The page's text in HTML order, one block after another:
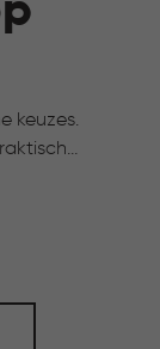
keuzes.
en zorgt